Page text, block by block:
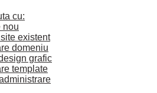
cu:
nou
existent
domeniu
grafic
template